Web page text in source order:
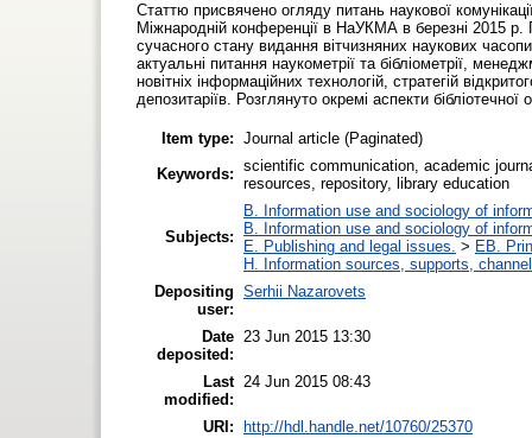
Статтю присвячено огляду питань наукової
Міжнародній конференції в НаУКМА в березні 2015 р.
сучасного стану видання вітчизняних наукових
актуальні питання наукометрії та бібліометрії,
новітніх інформаційних технологій, стратегій
депозитаріїв. Розглянуто окремі аспекти
Item type: Journal article (Paginated)
Keywords: scientific communication, academic
resources, repository, library education
Subjects:
B. Information use and sociology of
B. Information use and sociology of
E. Publishing and legal issues. > EB.
H. Information sources, supports,
Depositing
user:
Serhii Nazarovets
Date
deposited:
23 Jun 2015 13:30
Last
modified:
24 Jun 2015 08:43
URI: http://hdl.handle.net/10760/25370